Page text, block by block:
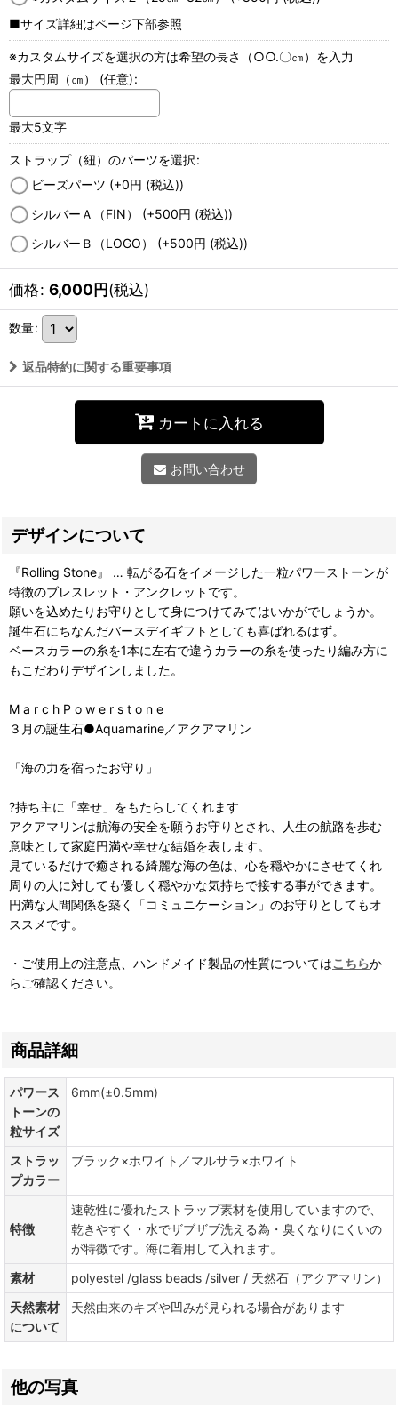
■サイズ詳細はページ下部参照
※カスタムサイズを選択の方は希望の長さ（○○.〇㎝）を入力
最大円周（㎝） (任意):
最大5文字
ストラップ（紐）のパーツを選択:
ビーズパーツ (+0円 (税込))
シルバーＡ（FIN） (+500円 (税込))
シルバーＢ（LOGO） (+500円 (税込))
価格: 6,000円(税込)
数量:
返品特約に関する重要事項
カートに入れる
お問い合わせ
デザインについて
『Rolling Stone』 … 転がる石をイメージした一粒パワーストーンが
特徴のブレスレット・アンクレットです。
願いを込めたりお守りとして身につけてみてはいかがでしょうか。
誕生石にちなんだバースデイギフトとしても喜ばれるはず。
ベースカラーの糸を1本に左右で違うカラーの糸を使ったり編み方に
もこだわりデザインしました。
M a r c h P o w e r s t o n e
３月の誕生石●Aquamarine／アクアマリン
「海の力を宿ったお守り」
?持ち主に「幸せ」をもたらしてくれます
アクアマリンは航海の安全を願うお守りとされ、人生の航路を歩む
意味として家庭円満や幸せな結婚を表します。
見ているだけで癒される綺麗な海の色は、心を穏やかにさせてくれ
周りの人に対しても優しく穏やかな気持ちで接する事ができます。
円満な人間関係を築く「コミュニケーション」のお守りとしてもオ
ススメです。
・ご使用上の注意点、ハンドメイド製品の性質についてはこちらか
らご確認ください。
商品詳細
パワース
トーンの
粒サイズ
6mm(±0.5mm)
ストラッ
プカラー
ブラック×ホワイト／マルサラ×ホワイト
特徴
速乾性に優れたストラップ素材を使用していますので、
乾きやすく・水でザブザブ洗える為・臭くなりにくいの
が特徴です。海に着用して入れます。
素材
polyestel /glass beads /silver / 天然石（アクアマリン）
天然素材
について
天然由来のキズや凹みが見られる場合があります
他の写真